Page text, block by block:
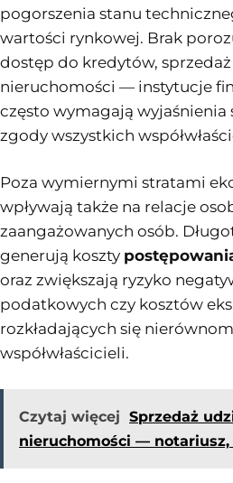
pogorszenia stanu
wartości rynkowej. Brak
dostęp do kredytów,
nieruchomości — instytucje
często wymagają wyjaśnienia
zgody wszystkich
Poza wymiernymi stratami
wpływają także na relacje
zaangażowanych osób.
generują koszty
oraz zwiększają ryzyko
podatkowych czy kosztów
rozkładających się
współwłaścicieli.
Czytaj więcej Sprzedaż
nieruchomości —